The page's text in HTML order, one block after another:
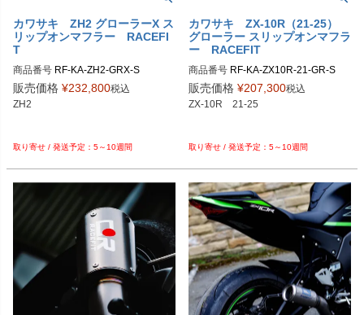
カワサキ ZH2 グローラーX ス
リップオンマフラー RACEFI
T
商品番号 RF-KA-ZH2-GRX-S
販売価格 ¥232,800税込
ZH2
5～10週間
カワサキ ZX-10R（21-25）
グローラー スリップオンマフラ
ー RACEFIT
商品番号 RF-KA-ZX10R-21-GR-S
販売価格 ¥207,300税込
ZX-10R　21-25
5～10週間